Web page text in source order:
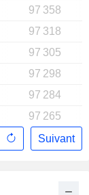
97 358
97 318
97 305
97 298
97 284
97 265
Suivant